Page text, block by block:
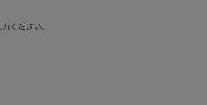
ください。